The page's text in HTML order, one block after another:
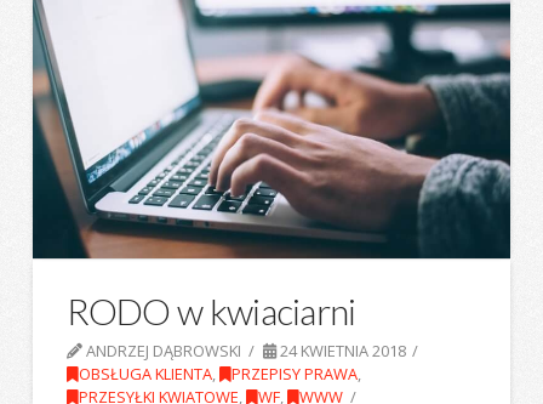
RODO w kwiaciarni
ANDRZEJ DĄBROWSKI
24 KWIETNIA 2018
OBSŁUGA KLIENTA, PRZEPISY PRAWA,
PRZESYŁKI KWIATOWE, WF, WWW